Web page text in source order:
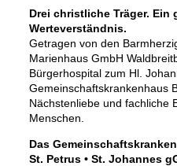
Drei christliche Träger. Ein
Werteverständnis.
Getragen von den
Marienhaus GmbH
Bürgerhospital zum Hl.
Gemeinschaftskrankenhaus
Nächstenliebe und fachliche
Menschen.
Das
St. Petrus • St. Johannes